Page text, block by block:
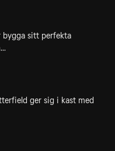
bygga sitt perfekta
ger sig i kast med